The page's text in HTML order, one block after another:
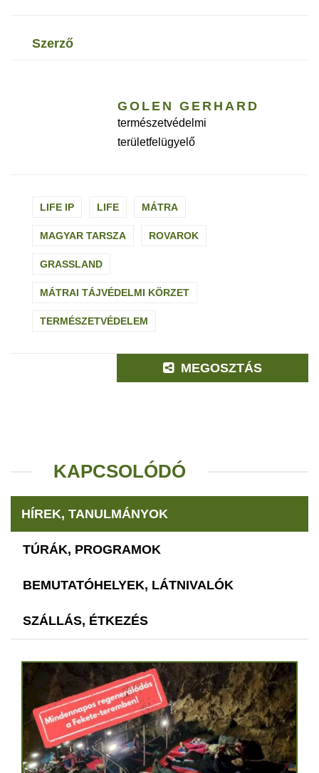
szerző
GOLEN GERHARD
természetvédelmi
területfelügyelő
LIFE IP LIFE MÁTRA
MAGYAR TARSZA ROVAROK
GRASSLAND
MÁTRAI TÁJVÉDELMI KÖRZET
TERMÉSZETVÉDELEM
MEGOSZTÁS
KAPCSOLÓDÓ
HÍREK, TANULMÁNYOK
TÚRÁK, PROGRAMOK
BEMUTATÓHELYEK, LÁTNIVALÓK
SZÁLLÁS, ÉTKEZÉS